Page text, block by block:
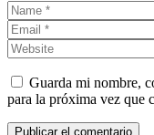
Guarda mi nombre,
para la próxima vez que